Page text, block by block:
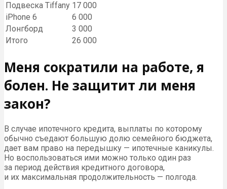
Подвеска Tiffany 17 000
iPhone 6
6 000
Лонгборд
3 000
Итого
26 000
Меня сократили на работе, я
болен. Не защитит ли меня
закон?
В случае ипотечного кредита, выплаты по которому
обычно съедают большую долю семейного бюджета,
дает вам право на передышку — ипотечные каникулы.
Но воспользоваться ими можно только один раз
за период действия кредитного договора,
и их максимальная продолжительность — полгода.